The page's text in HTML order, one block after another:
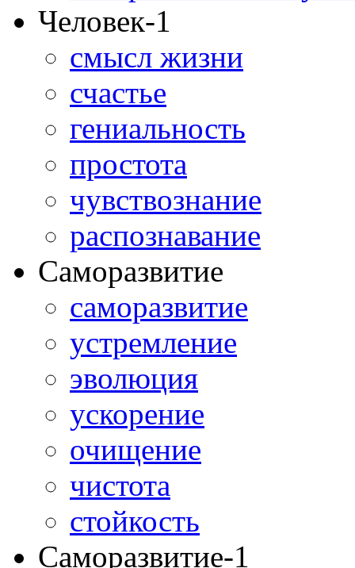
Человек-1
смысл жизни
счастье
гениальность
простота
чувствознание
распознавание
Саморазвитие
саморазвитие
устремление
эволюция
ускорение
очищение
чистота
стойкость
Саморазвитие-1